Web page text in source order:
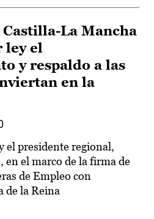
La Mancha
ley el
y respaldo a las
en la
el presidente regional,
en el marco de la firma de
de Empleo con
de la Reina